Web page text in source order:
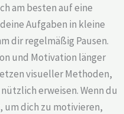
am besten auf eine
Aufgaben in kleine
dir regelmäßig Pausen.
und Motivation länger
visueller Methoden,
erweisen. Wenn du
um dich zu motivieren,